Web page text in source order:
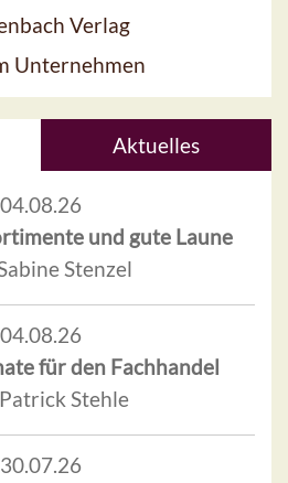
Verlag
Unternehmen
Aktuelles
04.08.26
und gute Laune
Stenzel
04.08.26
für den Fachhandel
Stehle
30.07.26